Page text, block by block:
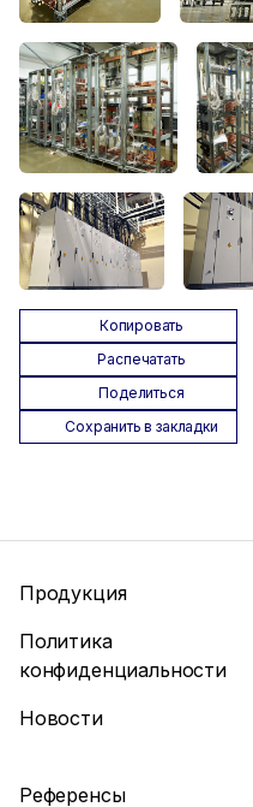
Копировать
Распечатать
Поделиться
Сохранить в закладки
Продукция
Политика
конфиденциальности
Новости
Референсы